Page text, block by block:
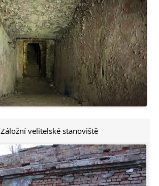
Záložní velitelské stanoviště